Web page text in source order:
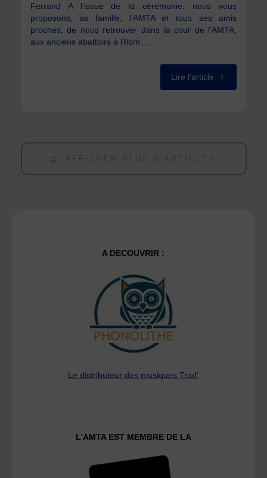
Ferrand A l’issue de la cérémonie, nous vous
proposons, sa famille, l’AMTA et tous ses amis
proches, de nous retrouver dans la cour de l’AMTA,
aux anciens abattoirs à Riom …
Lire l'article"Cérémonie
AFFICHER PLUS D'ARTICLES
A DECOUVRIR :
Le distributeur des musiques Trad'
L’AMTA EST MEMBRE DE LA